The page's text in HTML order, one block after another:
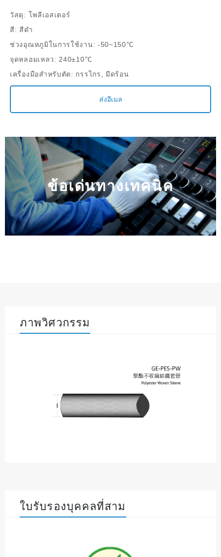
วัสดุ: โพลีเอสเตอร์
สี: สีดำ
ช่วงอุณหภูมิในการใช้งาน: -50~150℃
จุดหลอมเหลว: 240±10℃
เครื่องมือสำหรับตัด: กรรไกร, มีดร้อน
ส่งอีเมล
ข้อเด่นทางเทคนิค
ภาพวิศวกรรม
ใบรับรองบุคคลที่สาม